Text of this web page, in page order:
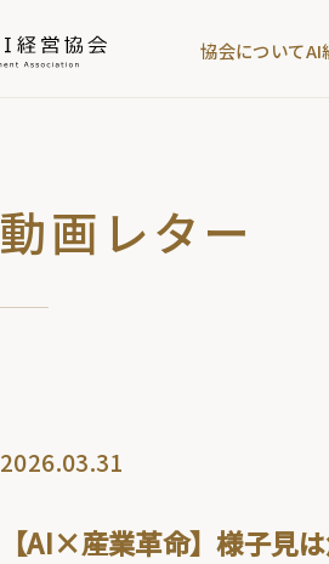
協会についてAI
動画レター
2026.03.31
【AI×産業革命】様子見